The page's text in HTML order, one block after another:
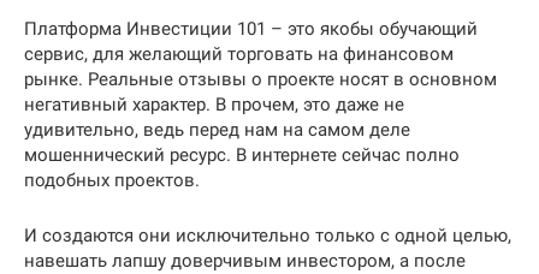
Платформа Инвестиции 101 – это якобы обучающий
сервис, для желающий торговать на финансовом
рынке. Реальные отзывы о проекте носят в основном
негативный характер. В прочем, это даже не
удивительно, ведь перед нам на самом деле
мошеннический ресурс. В интернете сейчас полно
подобных проектов.
И создаются они исключительно только с одной целью,
навешать лапшу доверчивым инвестором, а после